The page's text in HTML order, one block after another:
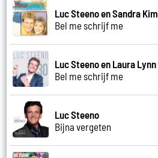
Luc Steeno en Sandra Kim
Bel me schrijf me
Luc Steeno en Laura Lynn
Bel me schrijf me
Luc Steeno
Bijna vergeten